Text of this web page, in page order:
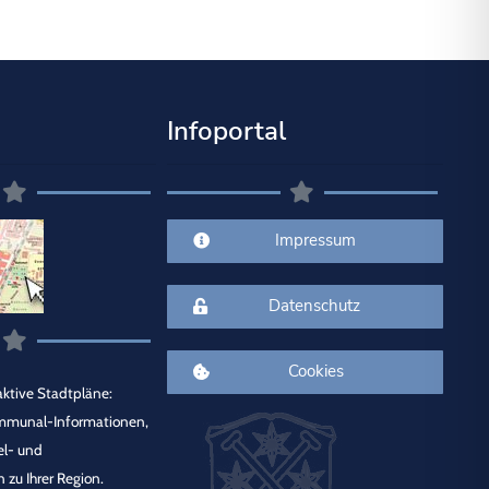
Stadtpläne:
Informationen,
und
Ihrer Region.
Infoportal
Impressum
Datenschutz
Cookies